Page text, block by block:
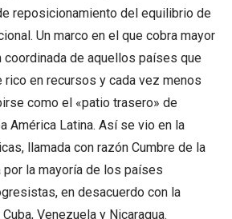
reposicionamiento del equilibrio de
Un marco en el que cobra mayor
coordinada de aquellos países que
rico en recursos y cada vez menos
como el «patio trasero» de
América Latina. Así se vio en la
llamada con razón Cumbre de la
por la mayoría de los países
en desacuerdo con la
Venezuela y Nicaragua.